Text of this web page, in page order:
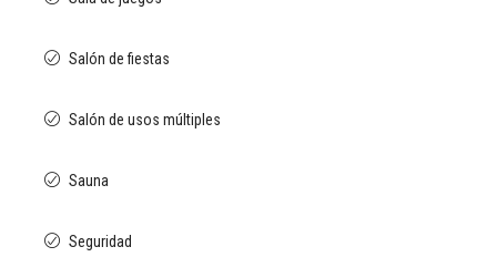
Salón de fiestas
Salón de usos múltiples
Sauna
Seguridad